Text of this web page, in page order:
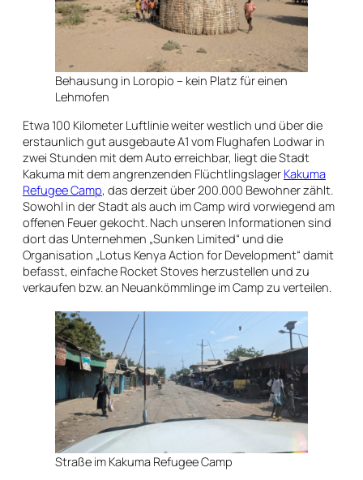
Behausung in Loropio – kein Platz für einen
Lehmofen
Etwa 100 Kilometer Luftlinie weiter westlich und über die
erstaunlich gut ausgebaute A1 vom Flughafen Lodwar in
zwei Stunden mit dem Auto erreichbar, liegt die Stadt
Kakuma mit dem angrenzenden Flüchtlingslager Kakuma
Refugee Camp, das derzeit über 200.000 Bewohner zählt.
Sowohl in der Stadt als auch im Camp wird vorwiegend am
offenen Feuer gekocht. Nach unseren Informationen sind
dort das Unternehmen „Sunken Limited“ und die
Organisation „Lotus Kenya Action for Development“ damit
befasst, einfache Rocket Stoves herzustellen und zu
verkaufen bzw. an Neuankömmlinge im Camp zu verteilen.
Straße im Kakuma Refugee Camp